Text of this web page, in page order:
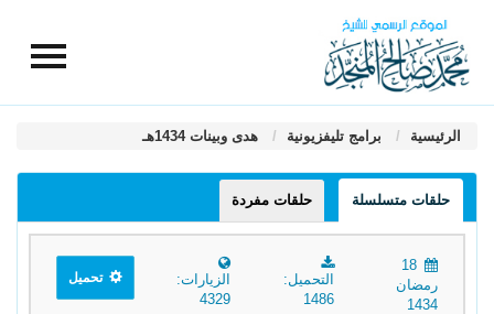
الرئيسية برامج تليفزيونية هدى وبينات 1434هـ
حلقات متسلسلة حلقات مفردة
18
رمضان
1434
التحميل:
1486
الزيارات:
4329
تحميل